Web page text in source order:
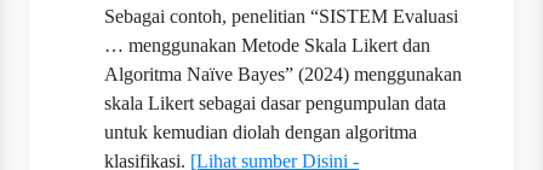
Sebagai contoh, penelitian “SISTEM Evaluasi
… menggunakan Metode Skala Likert dan
Algoritma Naïve Bayes” (2024) menggunakan
skala Likert sebagai dasar pengumpulan data
untuk kemudian diolah dengan algoritma
klasifikasi. [Lihat sumber Disini -